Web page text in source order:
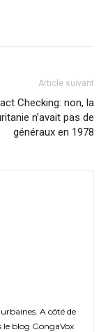
Article suivant
Checking: non, la
n’avait pas de
généraux en 1978
A côté de
le blog GongaVox